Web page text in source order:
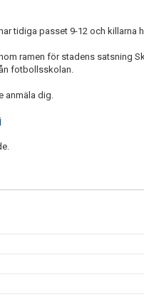
tidiga passet 9-12 och killarna
ramen för stadens satsning
fotbollsskolan.
anmäla dig.